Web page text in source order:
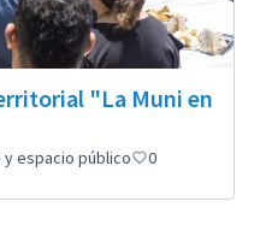
"La Muni en
y espacio público 0